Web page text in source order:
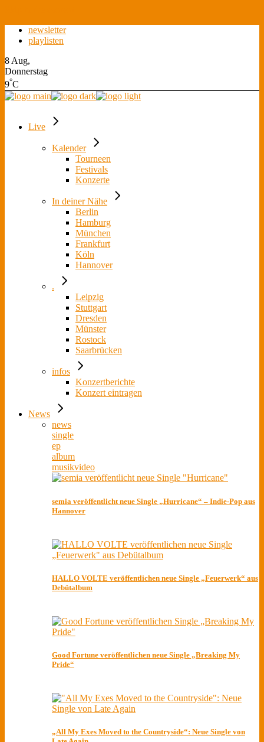
newsletter
playlisten
8 Aug,
Donnerstag
9°C
Live
Kalender
Tourneen
Festivals
Konzerte
In deiner Nähe
Berlin
Hamburg
München
Frankfurt
Köln
Hannover
.
Leipzig
Stuttgart
Dresden
Münster
Rostock
Saarbrücken
infos
Konzertberichte
Konzert eintragen
News
news
single
ep
album
musikvideo
semia veröffentlicht neue Single „Hurricane“ – Indie-Pop aus
Hannover
HALLO VOLTE veröffentlichen neue Single „Feuerwerk“ aus
Debütalbum
Good Fortune veröffentlichen neue Single „Breaking My
Pride“
„All My Exes Moved to the Countryside“: Neue Single von